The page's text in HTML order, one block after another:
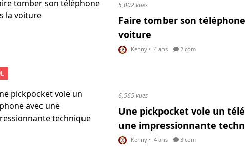
5,002 vues
Faire tomber son
voiture
Kenny • 4 ans 2 com
6,565 vues
Une pickpocket vole un
une impressionnante
Kenny • 4 ans 3 com